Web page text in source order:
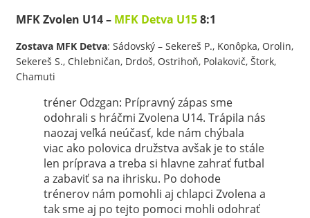
MFK Zvolen U14 – MFK Detva U158:1
Zostava MFK Detva: Sádovský – Sekereš P., Konôpka, Orolin,
Sekereš S., Chlebničan, Drdoš, Ostrihoň, Polakovič, Štork,
Chamuti
tréner Odzgan: Prípravný zápas sme
odohrali s hráčmi Zvolena U14. Trápila nás
naozaj veľká neúčasť, kde nám chýbala
viac ako polovica družstva avšak je to stále
len príprava a treba si hlavne zahrať futbal
a zabaviť sa na ihrisku. Po dohode
trénerov nám pomohli aj chlapci Zvolena a
tak sme aj po tejto pomoci mohli odohrať